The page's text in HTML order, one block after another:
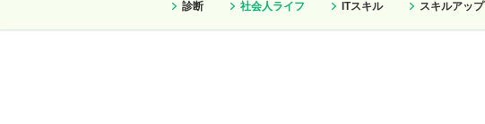
診断 社会人ライフ ITスキル スキルアップ